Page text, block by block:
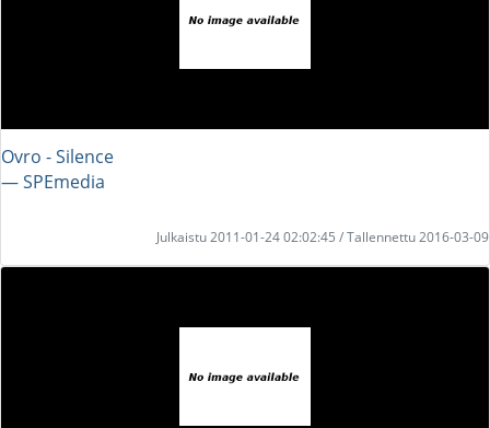
Ovro - Silence
― SPEmedia
Julkaistu 2011-01-24 02:02:45 / Tallennettu 2016-03-09